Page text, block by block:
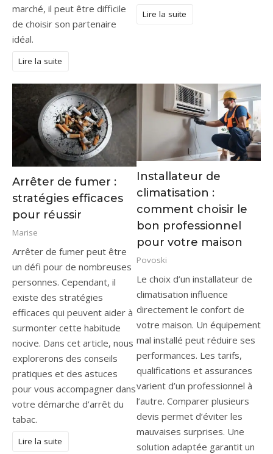
marché, il peut être difficile
de choisir son partenaire
idéal.
Lire la suite
Lire la suite
Arrêter de fumer :
stratégies efficaces
pour réussir
Marise
Arrêter de fumer peut être
un défi pour de nombreuses
personnes. Cependant, il
existe des stratégies
efficaces qui peuvent aider à
surmonter cette habitude
nocive. Dans cet article, nous
explorerons des conseils
pratiques et des astuces
pour vous accompagner dans
votre démarche d’arrêt du
tabac.
Lire la suite
Installateur de
climatisation :
comment choisir le
bon professionnel
pour votre maison
Povoski
Le choix d’un installateur de
climatisation influence
directement le confort de
votre maison. Un équipement
mal installé peut réduire ses
performances. Les tarifs,
qualifications et assurances
varient d’un professionnel à
l’autre. Comparer plusieurs
devis permet d’éviter les
mauvaises surprises. Une
solution adaptée garantit un